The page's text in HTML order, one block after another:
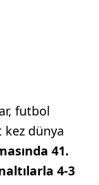
futbol
kez dünya
41.
4-3